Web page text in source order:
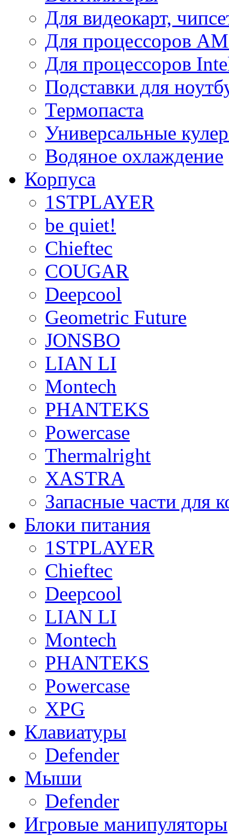
Для видеокарт,
Для процессоров
Для процессоров
Подставки для
Термопаста
Универсальные
Водяное охлаждение
Корпуса
1STPLAYER
be quiet!
Chieftec
COUGAR
Deepcool
Geometric Future
JONSBO
LIAN LI
Montech
PHANTEKS
Powercase
Thermalright
XASTRA
Запасные части для
Блоки питания
1STPLAYER
Chieftec
Deepcool
LIAN LI
Montech
PHANTEKS
Powercase
XPG
Клавиатуры
Defender
Мыши
Defender
Игровые манипуляторы